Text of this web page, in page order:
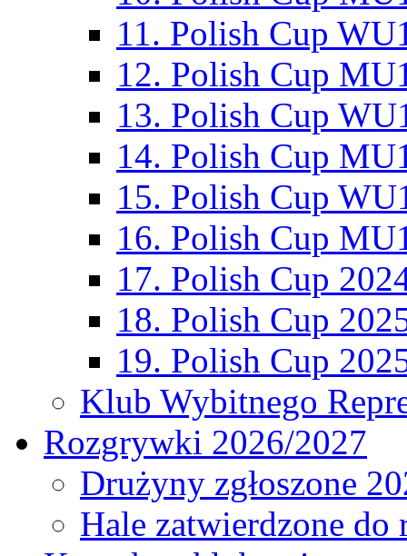
11. Polish Cup
12. Polish Cup
13. Polish Cup
14. Polish Cup
15. Polish Cup
16. Polish Cup
17. Polish Cup
18. Polish Cup
19. Polish Cup
Klub Wybitnego
Rozgrywki 2026/2027
Drużyny zgłoszone
Hale zatwierdzone